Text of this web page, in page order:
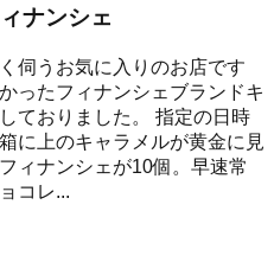
ナンシェ
伺うお気に入りのお店です
ったフィナンシェブランドキ
ておりました。 指定の日時
に上のキャラメルが黄金に見
ィナンシェが10個。早速常
コレ...